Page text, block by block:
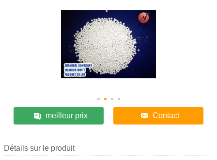
meilleur prix Contact
Détails sur le produit